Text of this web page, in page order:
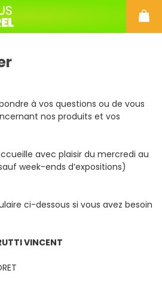
à vos questions ou de vous
nos produits et vos
accueille avec plaisir du mercredi au
week-ends d’expositions)
ci-dessous si vous avez besoin
VINCENT